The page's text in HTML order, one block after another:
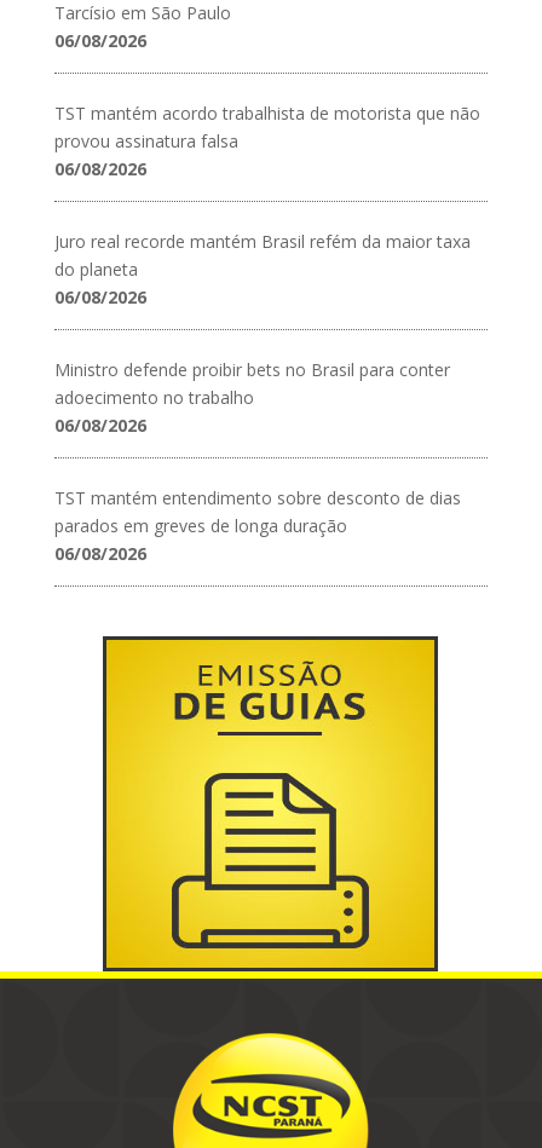
Tarcísio em São Paulo
06/08/2026
TST mantém acordo trabalhista de motorista que não
provou assinatura falsa
06/08/2026
Juro real recorde mantém Brasil refém da maior taxa
do planeta
06/08/2026
Ministro defende proibir bets no Brasil para conter
adoecimento no trabalho
06/08/2026
TST mantém entendimento sobre desconto de dias
parados em greves de longa duração
06/08/2026